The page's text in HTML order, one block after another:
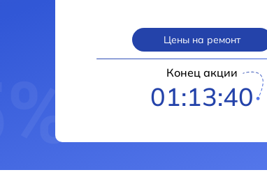
Цены на ремонт
Конец акции
01:13:39